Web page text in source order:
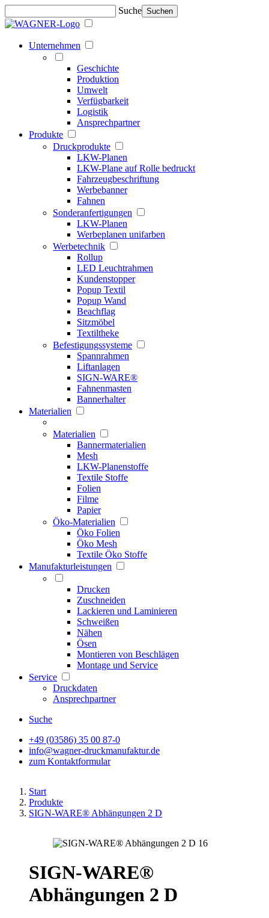
Suche Suchen
Unternehmen
Geschichte
Produktion
Umwelt
Verfügbarkeit
Logistik
Ansprechpartner
Produkte
Druckprodukte
LKW-Planen
LKW-Plane auf Rolle bedruckt
Fahrzeugbeschriftung
Werbebanner
Fahnen
Sonderanfertigungen
LKW-Planen
Werbeplanen unifarben
Werbetechnik
Rollup
LED Leuchtrahmen
Kundenstopper
Popup Textil
Popup Wand
Beachflag
Sitzmöbel
Textiltheke
Befestigungssysteme
Spannrahmen
Liftanlagen
SIGN-WARE®
Fahnenmasten
Bannerhalter
Materialien
Materialien
Bannermaterialien
Mesh
LKW-Planenstoffe
Textile Stoffe
Folien
Filme
Papier
Öko-Materialien
Öko Folien
Öko Mesh
Textile Öko Stoffe
Manufakturleistungen
Drucken
Zuschneiden
Lackieren und Laminieren
Schweißen
Nähen
Ösen
Montieren von Beschlägen
Montage und Service
Service
Druckdaten
Ansprechpartner
Suche
+49 (03586) 35 00 87-0
info@wagner-druckmanufaktur.de
zum Kontaktformular
Start
Produkte
SIGN-WARE® Abhängungen 2 D
SIGN-WARE®
Abhängungen 2 D